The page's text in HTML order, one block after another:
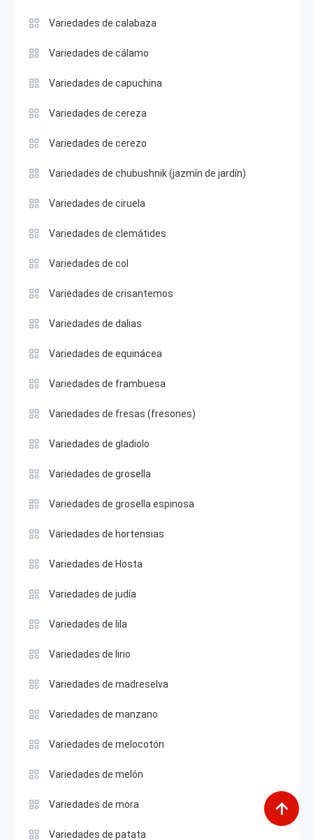
Variedades de calabaza
Variedades de cálamo
Variedades de capuchina
Variedades de cereza
Variedades de cerezo
Variedades de chubushnik (jazmín de jardín)
Variedades de ciruela
Variedades de clemátides
Variedades de col
Variedades de crisantemos
Variedades de dalias
Variedades de equinácea
Variedades de frambuesa
Variedades de fresas (fresones)
Variedades de gladiolo
Variedades de grosella
Variedades de grosella espinosa
Variedades de hortensias
Variedades de Hosta
Variedades de judía
Variedades de lila
Variedades de lirio
Variedades de madreselva
Variedades de manzano
Variedades de melocotón
Variedades de melón
Variedades de mora
Variedades de patata